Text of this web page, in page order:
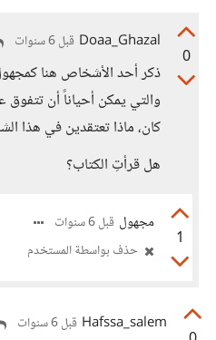
0
Doaa_Ghazal قبل 6 سنوات
ذكر أحد الأشخاص هنا
والتي يمكن أحياناً أن تتفوق
كان، ماذا تعتقدين في هذا
هل قرأتِ الكتاب؟
1
مجهول قبل 6 سنوات
حذف بواسطة المستخدم
Hafssa_salem قبل 6 سنوات